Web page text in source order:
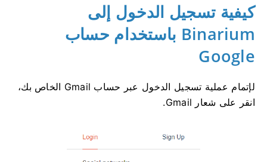
كيفية تسجيل الدخول إلى
Binarium باستخدام حساب
Google
لإتمام عملية تسجيل الدخول عبر حساب Gmail الخاص بك،
انقر على شعار Gmail.